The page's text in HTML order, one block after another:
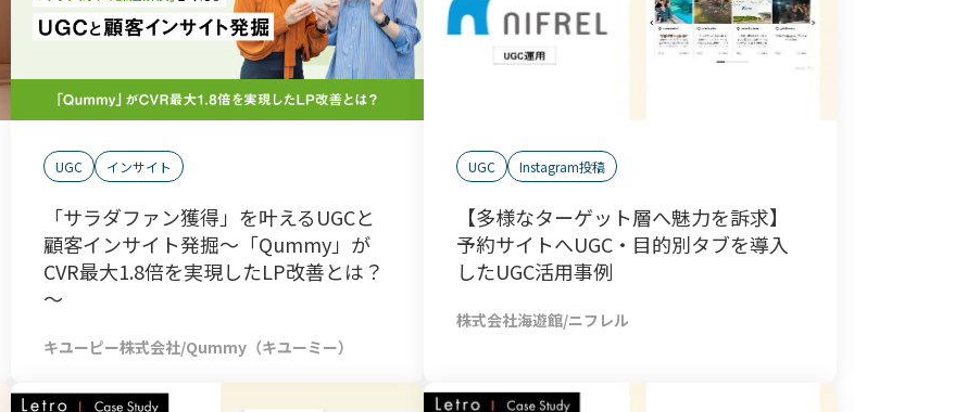
UGC インサイト
「サラダファン獲得」を叶えるUGCと
顧客インサイト発掘～「Qummy」が
CVR最大1.8倍を実現したLP改善とは？
～
キユーピー株式会社/Qummy（キユーミー）
UGC Instagram投稿
【多様なターゲット層へ魅力を訴求】
予約サイトへUGC・目的別タブを導入
したUGC活用事例
株式会社海遊館/ニフレル